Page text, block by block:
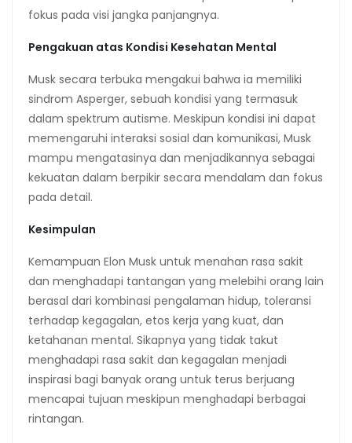
fokus pada visi jangka panjangnya.
Pengakuan atas Kondisi Kesehatan Mental
Musk secara terbuka mengakui bahwa ia memiliki
sindrom Asperger, sebuah kondisi yang termasuk
dalam spektrum autisme. Meskipun kondisi ini dapat
memengaruhi interaksi sosial dan komunikasi, Musk
mampu mengatasinya dan menjadikannya sebagai
kekuatan dalam berpikir secara mendalam dan fokus
pada detail.
Kesimpulan
Kemampuan Elon Musk untuk menahan rasa sakit
dan menghadapi tantangan yang melebihi orang lain
berasal dari kombinasi pengalaman hidup, toleransi
terhadap kegagalan, etos kerja yang kuat, dan
ketahanan mental. Sikapnya yang tidak takut
menghadapi rasa sakit dan kegagalan menjadi
inspirasi bagi banyak orang untuk terus berjuang
mencapai tujuan meskipun menghadapi berbagai
rintangan.